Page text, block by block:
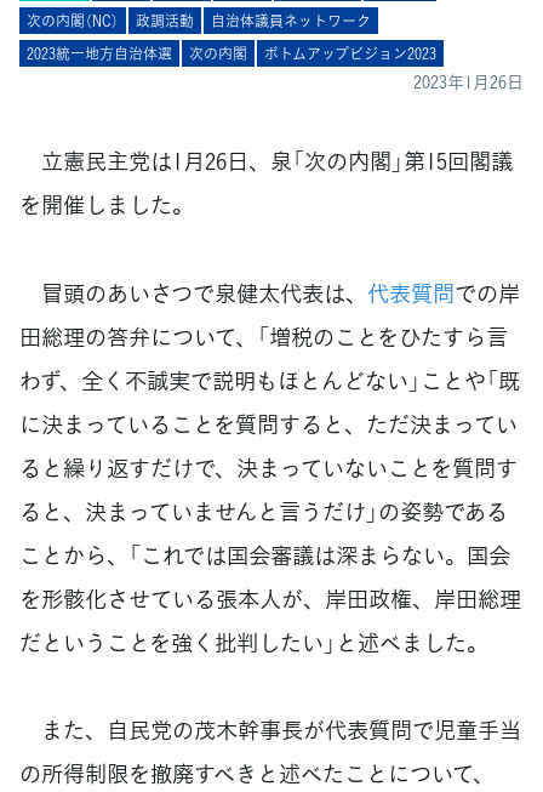
次の内閣（NC）
政調活動
自治体議員ネットワーク
2023統一地方自治体選
次の内閣 ボトムアップビジョン2023
2023年1月26日
立憲民主党は1月26日、泉「次の内閣」第15回閣議
を開催しました。
冒頭のあいさつで泉健太代表は、 代表質問での岸
田総理の答弁について、「増税のことをひたすら言
わず、全く不誠実で説明もほとんどない」ことや「既
に決まっていることを質問すると、ただ決まってい
ると繰り返すだけで、決まっていないことを質問す
ると、決まっていませんと言うだけ」の姿勢である
ことから、「これでは国会審議は深まらない。国会
を形骸化させている張本人が、岸田政権、岸田総理
だということを強く批判したい」と述べました。
また、自民党の茂木幹事長が代表質問で児童手当
の所得制限を撤廃すべきと述べたことについて、